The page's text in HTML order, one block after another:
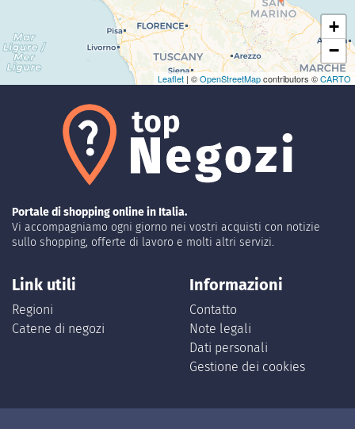
+
−
Leaflet | ©OpenStreetMapcontributors ©CARTO
Portale di shopping online in Italia.
Vi accompagniamo ogni giorno nei vostri acquisti con notizie
sullo shopping, offerte di lavoro e molti altri servizi.
Link utili
Regioni
Catene di negozi
Informazioni
Contatto
Note legali
Dati personali
Gestione dei cookies